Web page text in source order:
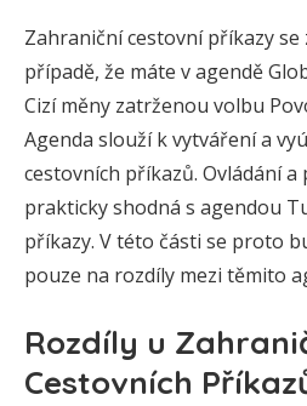
Zahraniční cestovní příkazy
případě, že máte v agendě
Cizí měny zatrženou volbu
Agenda slouží k vytváření a
cestovních příkazů. Ovládání a
prakticky shodná s agendou
příkazy. V této části se proto
pouze na rozdíly mezi těmito
Rozdíly u
Cestovních